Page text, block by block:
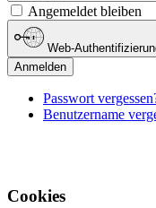
Angemeldet bleiben
Web-
Anmelden
Passwort
Benutzername
Cookies